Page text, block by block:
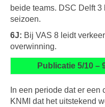
beide teams. DSC Delft
seizoen.
6J: Bij VAS 8 leidt
overwinning.
Publicatie 5/10 –
In een periode dat er
KNMI dat het uitstekend